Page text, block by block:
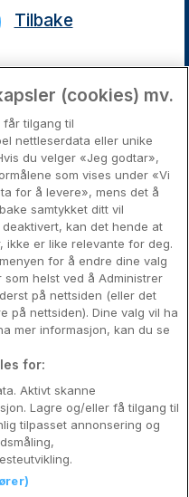
Tilbake
var
(cookies) mv.
tilgang til
nettleserdata eller unike
du velger «Jeg godtar»,
som vises under «Vi
for å levere», mens det å
samtykket ditt vil
kan det hende at
ikke er like relevante for deg.
for å endre dine valg
helst ved å Administrer
på nettsiden (eller det
på nettsiden). Dine valg vil ha
mer informasjon, kan du se
for:
Aktivt skanne
Lagre og/eller få tilgang til
tilpasset annonsering og